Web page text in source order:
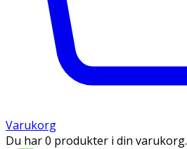
Varukorg
Du har 0 produkter i din varukorg.